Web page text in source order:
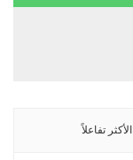
الأكثر تفاعلاً